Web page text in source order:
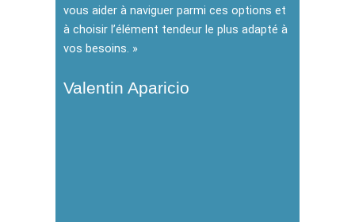
vous aider à naviguer parmi ces options et
à choisir l’élément tendeur le plus adapté à
vos besoins. »
Valentin Aparicio